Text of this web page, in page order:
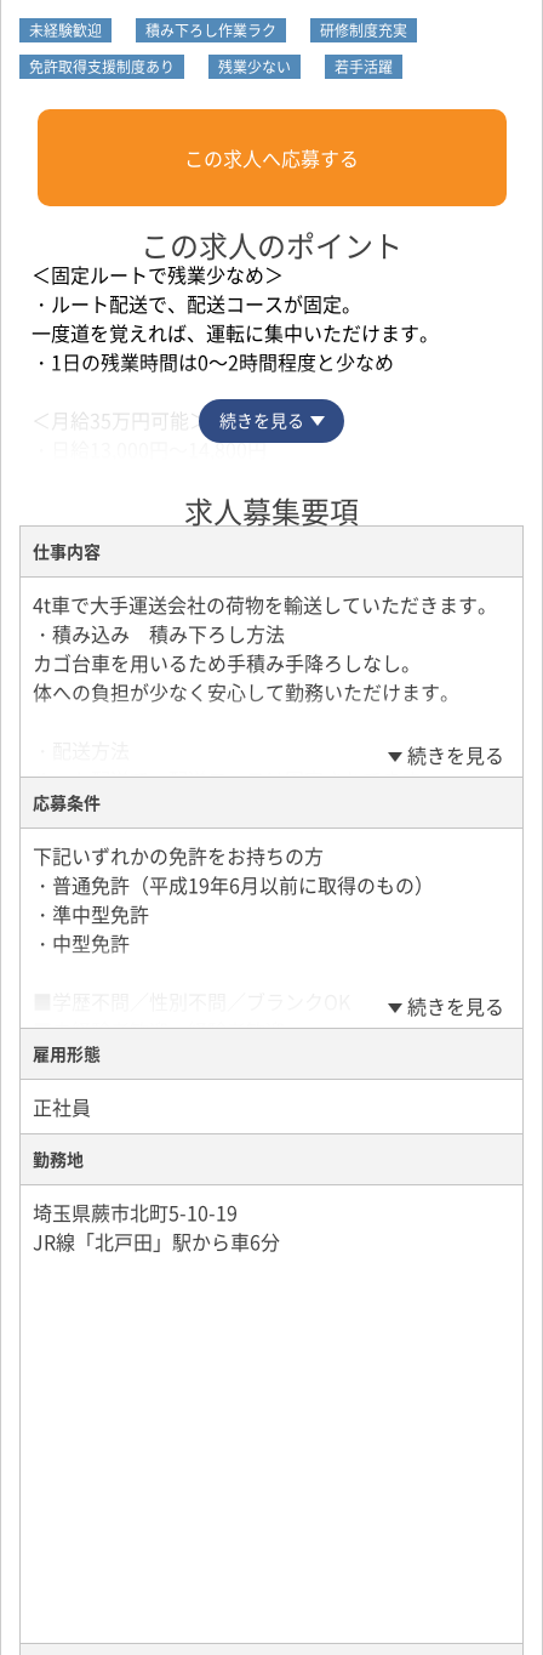
未経験歓迎 積み下ろし作業ラク
研修制度充実
免許取得支援制度あり
残業少ない 若手活躍
この求人へ応募する
この求人のポイント
＜固定ルートで残業少なめ＞
・ルート配送で、配送コースが固定。
一度道を覚えれば、運転に集中いただけます。
・1日の残業時間は0～2時間程度と少なめ
＜月給35万円可能＞
・日給13,000円～14,800円
＜安定した仕事＆収入が欲しい方、必見！＞
当社の仕事は365日安定して依頼があり、収入も安定し
ています。
「免許はあるけど不安…」「初めてでチャレンジでき
ない…」そんな方も大丈夫。
意欲があれば、免許の取り方や運転のコツまでしっか
実際に、40代・未経験で入社した方が、基礎から丁寧
に教わり、今では10年以上活躍中。
経験ゼロからでも、長く働ける環境がここにありま
す！
★万が一事故があっても事故による個人負担はありま
せん。
この求人へ応募する
続きを見る
求人募集要項
仕事内容
4t車で大手運送会社の荷物を輸送していただきます。
・積み込み 積み下ろし方法
カゴ台車を用いるため手積み手降ろしなし。
体への負担が少なく安心して勤務いただけます。
ルート配送で、配送コースは固定されてます。
・配送距離／時間
深夜配送や宿泊を伴う遠距離配送なし。
＜1日の仕事のながれ＞
▼5：00出発→6：00客先に到着、荷物の積込
▼6：00～6：30には荷物の積込が完了次第、客先を出
発し、配達開始
▼10：30～11：30頃に休憩
▼12：00発→14：00～15：00頃に業務終了→帰庫
続きを見る
応募条件
下記いずれかの免許をお持ちの方
・普通免許（平成19年6月以前に取得のもの）
・準中型免許
・中型免許
■未経験者歓迎、経験者歓迎
■30代／40代／50代活躍中
■フリーター歓迎、社会人デビュー応援
■ドライバーデビュー応援
■既卒、第二新卒歓迎
下記ご経験をお持ちの方は活かせます。
トレーラー、大型トラック、中型・小型トラック、ダ
続きを見る
雇用形態
正社員
勤務地
埼玉県蕨市北町5-10-19
JR線「北戸田」駅から車6分